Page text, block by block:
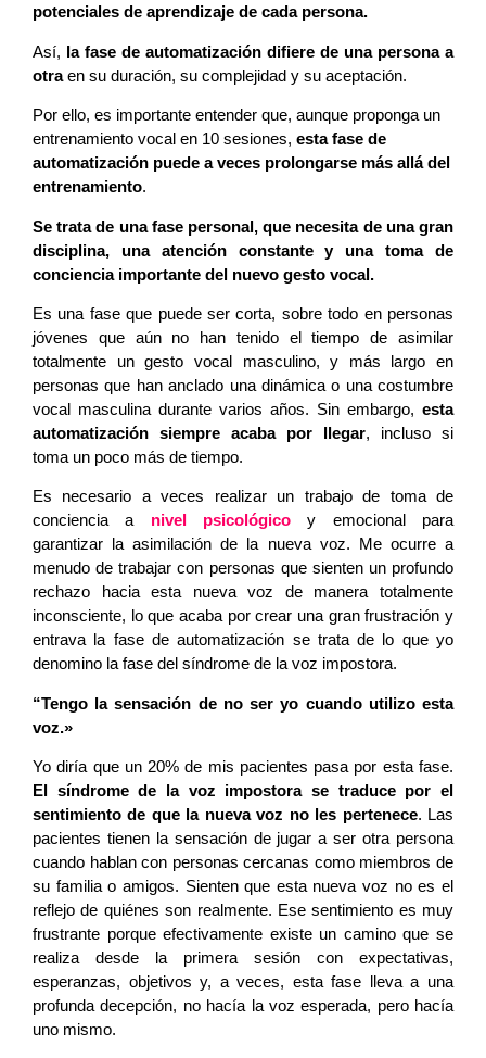
potenciales de aprendizaje de cada persona.
Así, la fase de automatización difiere de una persona a
otraen su duración, su complejidad y su aceptación.
Por ello, es importante entender que, aunque proponga un
entrenamiento vocal en 10 sesiones, esta fase de
automatización puede a veces prolongarse más allá del
entrenamiento.
Se trata de una fase personal, que necesita de una gran
disciplina, una atención constante y una toma de
conciencia importante del nuevo gesto vocal.
Es una fase que puede ser corta, sobre todo en personas
jóvenes que aún no han tenido el tiempo de asimilar
totalmente un gesto vocal masculino, y más largo en
personas que han anclado una dinámica o una costumbre
vocal masculina durante varios años. Sin embargo, esta
automatización siempre acaba por llegar, incluso si
toma un poco más de tiempo.
Es necesario a veces realizar un trabajo de toma de
conciencia a nivel psicológico y emocional para
garantizar la asimilación de la nueva voz. Me ocurre a
menudo de trabajar con personas que sienten un profundo
rechazo hacia esta nueva voz de manera totalmente
inconsciente, lo que acaba por crear una gran frustración y
entrava la fase de automatización se trata de lo que yo
denomino la fase del síndrome de la voz impostora.
“Tengo la sensación de no ser yo cuando utilizo esta
voz.»
Yo diría que un 20% de mis pacientes pasa por esta fase.
El síndrome de la voz impostora se traduce por el
sentimiento de que la nueva voz no les pertenece. Las
pacientes tienen la sensación de jugar a ser otra persona
cuando hablan con personas cercanas como miembros de
su familia o amigos. Sienten que esta nueva voz no es el
reflejo de quiénes son realmente. Ese sentimiento es muy
frustrante porque efectivamente existe un camino que se
realiza desde la primera sesión con expectativas,
esperanzas, objetivos y, a veces, esta fase lleva a una
profunda decepción, no hacía la voz esperada, pero hacía
uno mismo.